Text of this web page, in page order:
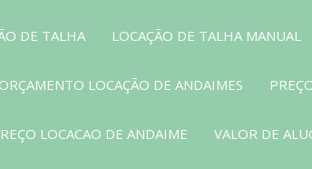
DE TALHA LOCAÇÃO DE TALHA MANUAL
ORÇAMENTO LOCAÇÃO DE ANDAIMES
LOCACAO DE ANDAIME VALOR DE